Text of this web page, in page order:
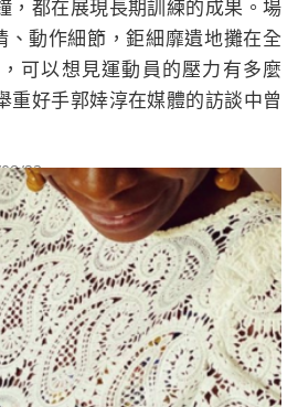
，都在展現長期訓練的成果。場
、動作細節，鉅細靡遺地攤在全
可以想見運動員的壓力有多麼
重好手郭婞淳在媒體的訪談中曾
，除了專心就是專心。國中時打
婞淳戴著金色雙C logo耳釘式耳
環成為女孩心中可以紓壓及低調
有趣的是郭婞淳一奪金後，許多
所戴的香奈兒雙C耳環，引發一
，也帶動商品詢問度，再現「垂
，正是行銷產品或服務上可遇不
23